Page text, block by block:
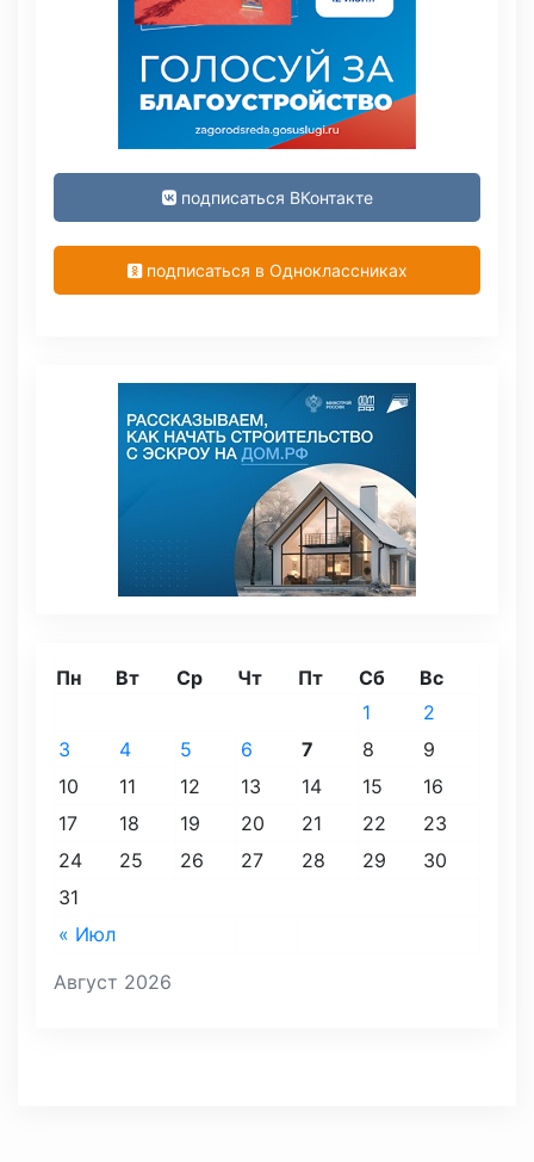
подписаться ВКонтакте
подписаться в Одноклассниках
Август 2026
Пн Вт Ср Чт Пт Сб Вс
« Июл
1
2
3
4 5 6 7 8
9
10
11 12 13 14 15
16
17
18 19 20 21 22
23
24
25 26 27 28 29
30
31